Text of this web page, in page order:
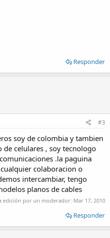
Responder
#3
soy de colombia y tambien
celulares , soy tecnologo
.la paguina
colaboracion o
intercambiar, tengo
planos de cables
edición por un moderador: Mar 17, 2010
Responder